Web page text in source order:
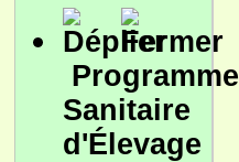
Programme
Sanitaire
d'Élevage